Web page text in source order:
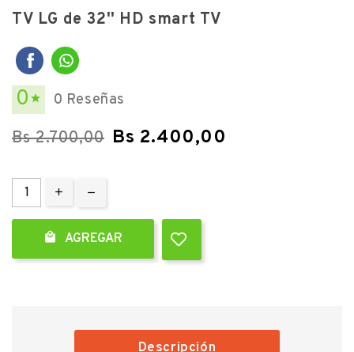
TV LG de 32'' HD smart TV
0  0 Reseñas
Bs 2.700,00 Bs 2.400,00
 AGREGAR
Descripción